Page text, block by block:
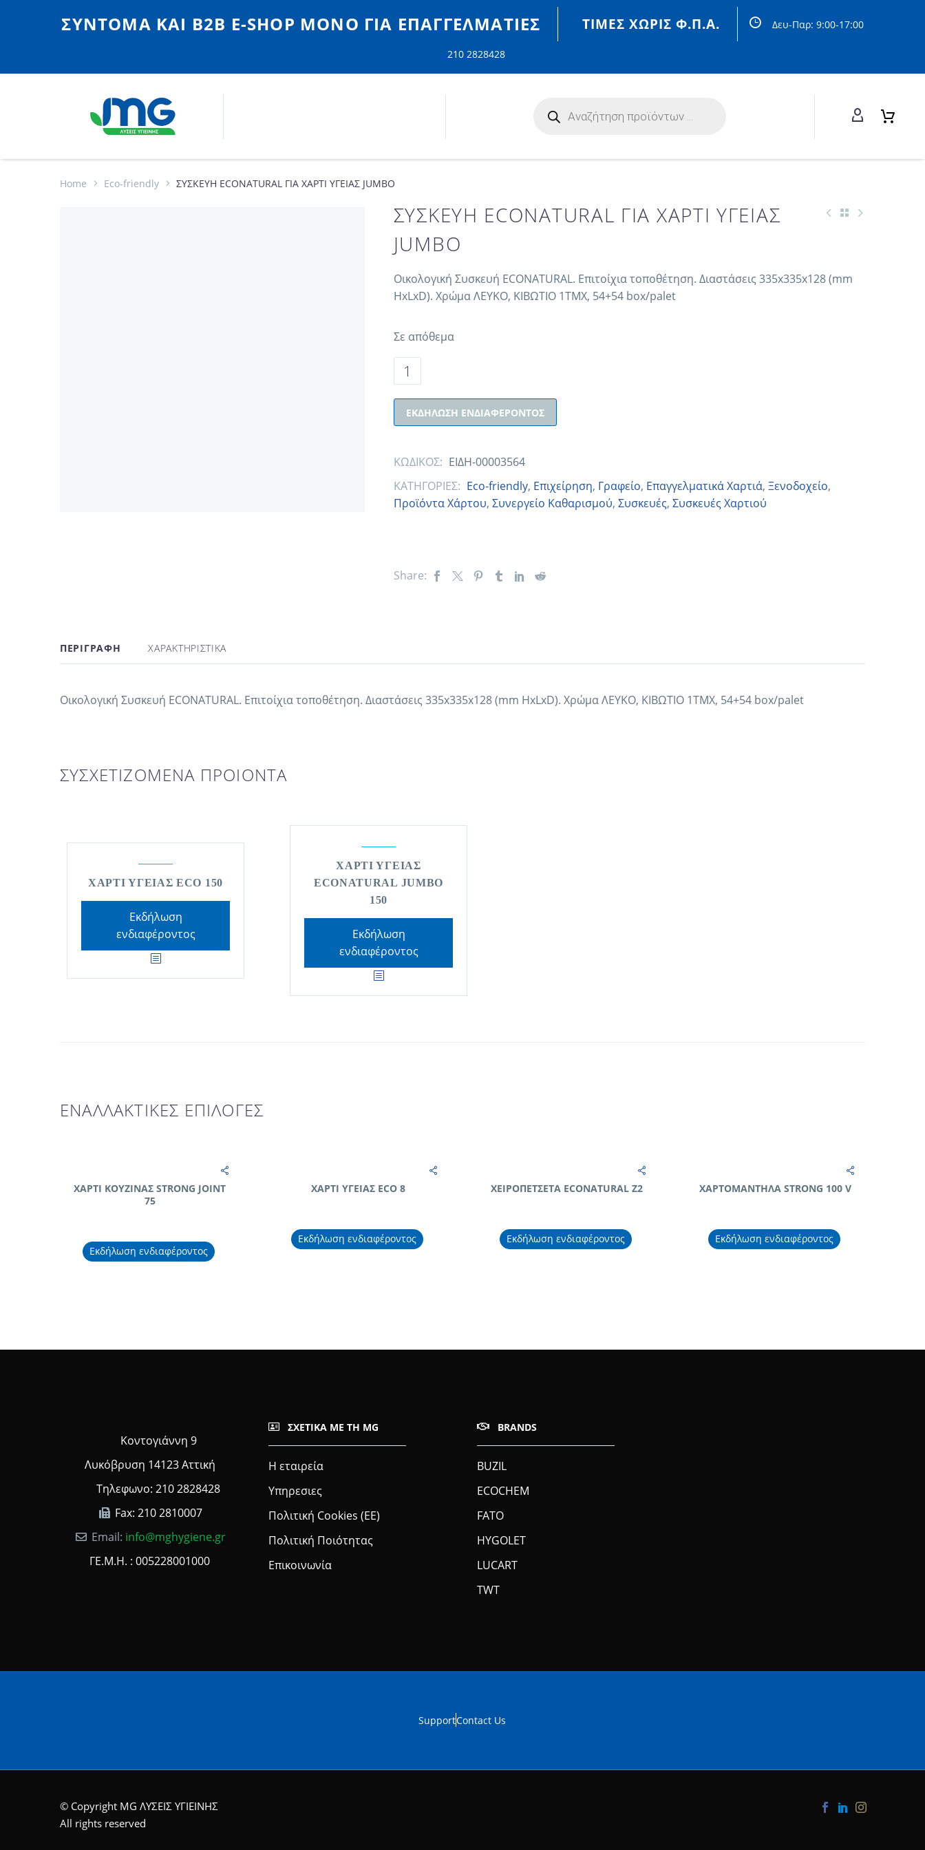
ΣΎΝΤΟΜΑ ΚΑΙ Β2Β E-SHOP MONO ΓΙΑ ΕΠΑΓΓΕΛΜΑΤΊΕΣ ΤΙΜΈΣ ΧΩΡΙΣ Φ.Π.Α. Δευ-Παρ: 9:00-17:00
210 2828428
Home Eco-friendly ΣΥΣΚΕΥΗ ECONATURAL ΓΙΑ ΧΑΡΤΙ ΥΓΕΙΑΣ JUMBO
ΣΥΣΚΕΥΗ ECONATURAL ΓΙΑ ΧΑΡΤΙ ΥΓΕΙΑΣ
JUMBO
Οικολογική Συσκευή ECONATURAL. Επιτοίχια τοποθέτηση. Διαστάσεις 335x335x128 (mm
HxLxD). Χρώμα ΛΕΥΚΟ, ΚΙΒΩΤΙΟ 1ΤΜΧ, 54+54 box/palet
Σε απόθεμα
ΕΚΔΉΛΩΣΗ ΕΝΔΙΑΦΈΡΟΝΤΟΣ
ΚΩΔΙΚΟΣ: ΕΙΔΗ-00003564
ΚΑΤΗΓΟΡΙΕΣ: Eco-friendly, Eπιχείρηση, Γραφείο, Επαγγελματικά Χαρτιά, Ξενοδοχείο,
Προϊόντα Χάρτου, Συνεργείο Καθαρισμού, Συσκευές, Συσκευές Χαρτιού
Share:
ΠΕΡΙΓΡΑΦΗ ΧΑΡΑΚΤΗΡΙΣΤΙΚΑ
Οικολογική Συσκευή ECONATURAL. Επιτοίχια τοποθέτηση. Διαστάσεις 335x335x128 (mm HxLxD). Χρώμα ΛΕΥΚΟ, ΚΙΒΩΤΙΟ 1ΤΜΧ, 54+54 box/palet
ΣΥΣΧΕΤΙΖΟΜΕΝΑ ΠΡΟΙΟΝΤΑ
ΧΑΡΤΙ ΥΓΕΙΑΣ ECO 150
Εκδήλωση
ενδιαφέροντος
ΧΑΡΤΙ ΥΓΕΙΑΣ
ECONATURAL JUMBO
150
Εκδήλωση
ενδιαφέροντος
ΕΝΑΛΛΑΚΤΙΚΕΣ ΕΠΙΛΟΓΕΣ
ΧΑΡΤΙ ΚΟΥΖΙΝΑΣ STRONG JOINT
75
Εκδήλωση ενδιαφέροντος
ΧΑΡΤΙ ΥΓΕΙΑΣ ECO 8
Εκδήλωση ενδιαφέροντος
ΧΕΙΡΟΠΕΤΣΕΤΑ ECONATURAL Ζ2
Εκδήλωση ενδιαφέροντος
ΧΑΡΤΟΜΑΝΤΗΛΑ STRONG 100 V
Εκδήλωση ενδιαφέροντος
Κοντογιάννη 9
Λυκόβρυση 14123 Αττική
Τηλεφωνο: 210 2828428
Fax: 210 2810007
Email: info@mghygiene.gr
ΓΕ.Μ.Η. : 005228001000
ΣΧΕΤΙΚΆ ΜΕ ΤΗ MG
Η εταιρεία
Υπηρεσιες
Πολιτική Cookies (ΕΕ)
Πολιτική Ποιότητας
Επικοινωνία
BRANDS
BUZIL
ECOCHEM
FATO
HYGOLET
LUCART
TWT
SupportContact Us
© Copyright MG ΛΥΣΕΙΣ ΥΓΙΕΙΝΗΣ
All rights reserved